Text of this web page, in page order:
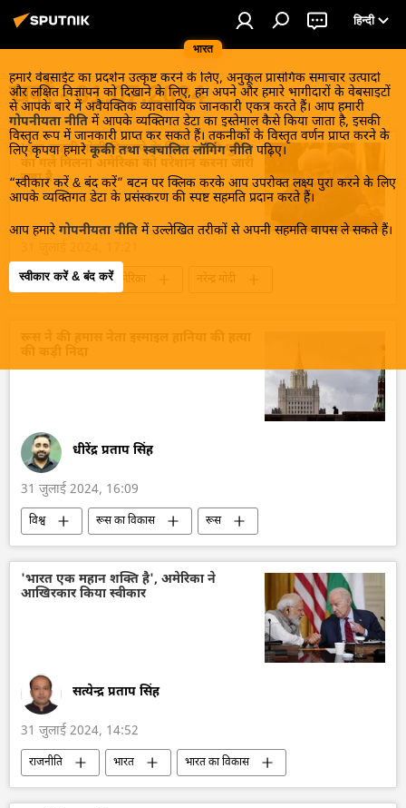
भारत
हिन्दी
हमारे वेबसाईट का प्रदर्शन उत्कृष्ट करने के लिए, अनुकूल प्रासंगिक समाचार उत्पादों
और लक्षित विज्ञापन को दिखाने के लिए, हम अपने और हमारे भागीदारों के वेबसाइटों
से आपके बारे में अवैयक्तिक व्यावसायिक जानकारी एकत्र करते हैं। आप हमारी
गोपनीयता नीति में आपके व्यक्तिगत डेटा का इस्तेमाल कैसे किया जाता है, इसकी
विस्तृत रूप में जानकारी प्राप्त कर सकते हैं। तकनीकों के विस्तृत वर्णन प्राप्त करने के
लिए कृपया हमारे कूकी तथा स्वचालित लॉगिंग नीति पढ़िए।
“स्वीकार करें & बंद करें” बटन पर क्लिक करके आप उपरोक्त लक्ष्य पुरा करने के लिए
आपके व्यक्तिगत डेटा के प्रसंस्करण की स्पष्ट सहमति प्रदान करते हैं।
आप हमारे गोपनीयता नीति में उल्लेखित तरीकों से अपनी सहमति वापस ले सकते हैं।
स्वीकार करें & बंद करें
खबरें - 31.07.2024
'एक कड़वी गोली निगलने के लिए': मोदी-पुतिन
का गले मिलना अमेरिका को परेशान करना जारी
रखा है
राजनीति अमेरिका
नरेन्द्र मोदी
क्रेमलिन
धीरेंद्र प्रताप सिंह
31 जुलाई 2024, 16:09
विश्व रूस का विकास
रूस
मास्को
रूसी विदेश मंत्रालय
ईरान
हत्या
मिसाइल विध्वंसक
'भारत एक महान शक्ति है', अमेरिका ने
आखिरकार किया स्वीकार
सत्येन्द्र प्रताप सिंह
31 जुलाई 2024, 14:52
राजनीति भारत
भारत का विकास
भारत सरकार
नरेन्द्र मोदी
विदेश मंत्रालय